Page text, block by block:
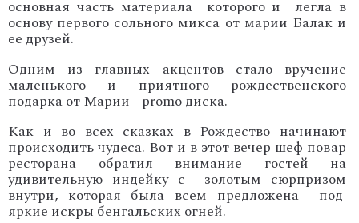
основная часть материала которого и легла в
основу первого сольного микса от марии Балак и
ее друзей.
Одним из главных акцентов стало вручение
маленького и приятного рождественского
подарка от Марии - promo диска.
Как и во всех сказках в Рождество начинают
происходить чудеса. Вот и в этот вечер шеф повар
ресторана обратил внимание гостей на
удивительную индейку с золотым сюрпризом
внутри, которая была всем предложена под
яркие искры бенгальских огней.